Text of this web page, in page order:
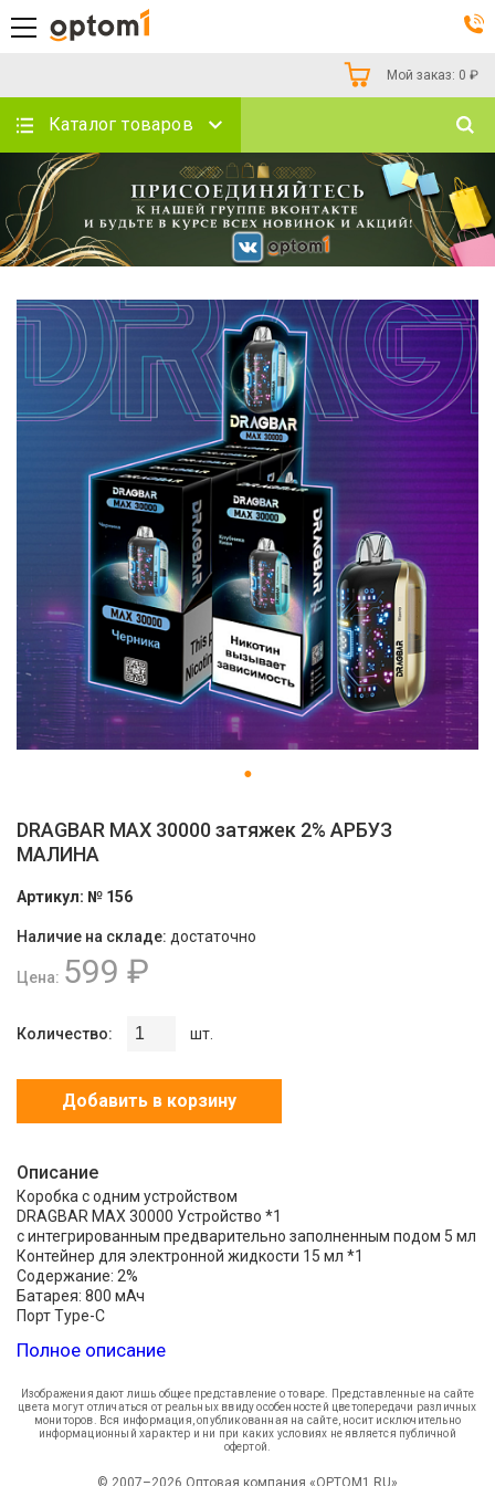
Мой заказ: 0 ₽
Каталог товаров
DRAGBAR MAX 30000 затяжек 2% АРБУЗ
МАЛИНА
Артикул: № 156
Наличие на складе: достаточно
Цена: 599 ₽
Количество: шт.
Добавить в корзину
Описание
Коробка с одним устройством
DRAGBAR MAX 30000 Устройство *1
с интегрированным предварительно заполненным подом 5 мл
Контейнер для электронной жидкости 15 мл *1
Содержание: 2%
Батарея: 800 мАч
Порт Type-C
Благодаря нашей инновационной конструкции, устройство
размере, а также более компактный корпус для тех же
характеристик.
Полное описание
Изображения дают лишь общее представление о товаре. Представленные на сайте
цвета могут отличаться от реальных ввиду особенностей цветопередачи различных
мониторов. Вся информация, опубликованная на сайте, носит исключительно
информационный характер и ни при каких условиях не является публичной
офертой.
© 2007–2026 Оптовая компания «OPTOM1.RU»